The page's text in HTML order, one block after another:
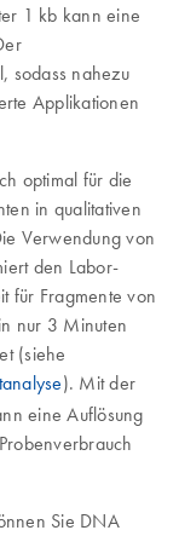
1 kb kann eine
sodass nahezu
Applikationen
optimal für die
in qualitativen
Verwendung von
den Labor-
für Fragmente von
nur 3 Minuten
(siehe
). Mit der
eine Auflösung
Sie DNA